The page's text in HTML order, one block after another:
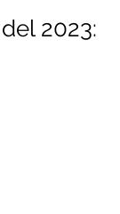
2023: